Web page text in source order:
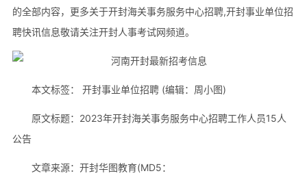
的全部内容，更多关于开封海关事务服务中心招聘,开封事业单位招
聘快讯信息敬请关注开封人事考试网频道。
本文标签： 开封事业单位招聘 (编辑：周小图)
原文标题：2023年开封海关事务服务中心招聘工作人员15人
公告
文章来源：开封华图教育(MD5：